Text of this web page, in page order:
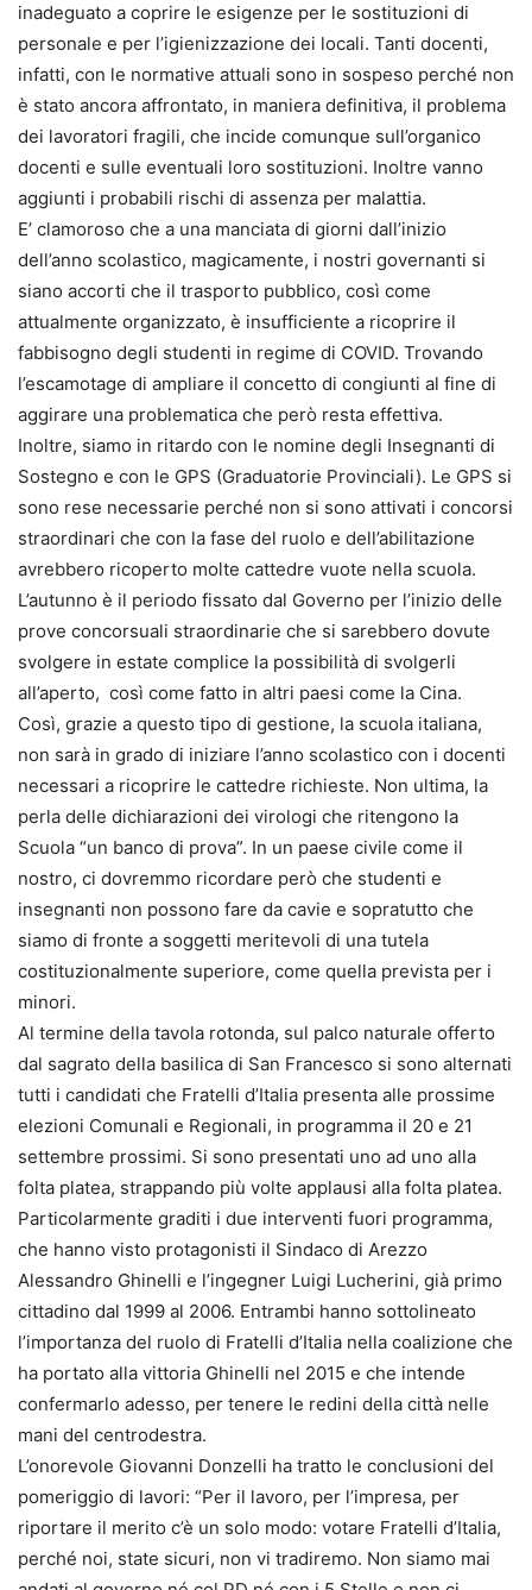
inadeguato a coprire le esigenze per le sostituzioni di
personale e per l’igienizzazione dei locali. Tanti docenti,
infatti, con le normative attuali sono in sospeso perché non
è stato ancora affrontato, in maniera definitiva, il problema
dei lavoratori fragili, che incide comunque sull’organico
docenti e sulle eventuali loro sostituzioni. Inoltre vanno
aggiunti i probabili rischi di assenza per malattia.
E’ clamoroso che a una manciata di giorni dall’inizio
dell’anno scolastico, magicamente, i nostri governanti si
siano accorti che il trasporto pubblico, così come
attualmente organizzato, è insufficiente a ricoprire il
fabbisogno degli studenti in regime di COVID. Trovando
l’escamotage di ampliare il concetto di congiunti al fine di
aggirare una problematica che però resta effettiva.
Inoltre, siamo in ritardo con le nomine degli Insegnanti di
Sostegno e con le GPS (Graduatorie Provinciali). Le GPS si
sono rese necessarie perché non si sono attivati i concorsi
straordinari che con la fase del ruolo e dell’abilitazione
avrebbero ricoperto molte cattedre vuote nella scuola.
L’autunno è il periodo fissato dal Governo per l’inizio delle
prove concorsuali straordinarie che si sarebbero dovute
svolgere in estate complice la possibilità di svolgerli
all’aperto, così come fatto in altri paesi come la Cina.
Così, grazie a questo tipo di gestione, la scuola italiana,
non sarà in grado di iniziare l’anno scolastico con i docenti
necessari a ricoprire le cattedre richieste. Non ultima, la
perla delle dichiarazioni dei virologi che ritengono la
Scuola “un banco di prova”. In un paese civile come il
nostro, ci dovremmo ricordare però che studenti e
insegnanti non possono fare da cavie e sopratutto che
siamo di fronte a soggetti meritevoli di una tutela
costituzionalmente superiore, come quella prevista per i
minori.
Al termine della tavola rotonda, sul palco naturale offerto
dal sagrato della basilica di San Francesco si sono alternati
tutti i candidati che Fratelli d’Italia presenta alle prossime
elezioni Comunali e Regionali, in programma il 20 e 21
settembre prossimi. Si sono presentati uno ad uno alla
folta platea, strappando più volte applausi alla folta platea.
Particolarmente graditi i due interventi fuori programma,
che hanno visto protagonisti il Sindaco di Arezzo
Alessandro Ghinelli e l’ingegner Luigi Lucherini, già primo
cittadino dal 1999 al 2006. Entrambi hanno sottolineato
l’importanza del ruolo di Fratelli d’Italia nella coalizione che
ha portato alla vittoria Ghinelli nel 2015 e che intende
confermarlo adesso, per tenere le redini della città nelle
mani del centrodestra.
L’onorevole Giovanni Donzelli ha tratto le conclusioni del
pomeriggio di lavori: “Per il lavoro, per l’impresa, per
riportare il merito c’è un solo modo: votare Fratelli d’Italia,
perché noi, state sicuri, non vi tradiremo. Non siamo mai